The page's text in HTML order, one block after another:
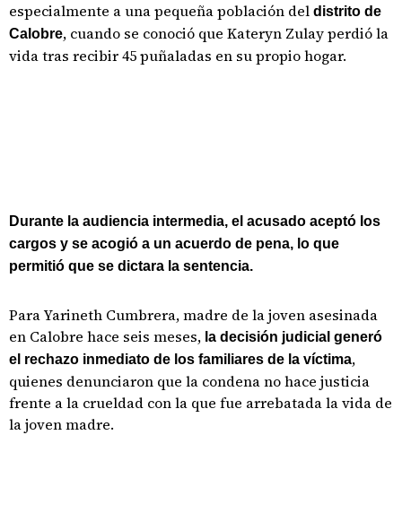
especialmente a una pequeña población del distrito de
Calobre, cuando se conoció que Kateryn Zulay perdió la
vida tras recibir 45 puñaladas en su propio hogar.
Durante la audiencia intermedia, el acusado aceptó los
cargos y se acogió a un acuerdo de pena, lo que
permitió que se dictara la sentencia.
Para Yarineth Cumbrera, madre de la joven asesinada
en Calobre hace seis meses, la decisión judicial generó
el rechazo inmediato de los familiares de la víctima,
quienes denunciaron que la condena no hace justicia
frente a la crueldad con la que fue arrebatada la vida de
la joven madre.